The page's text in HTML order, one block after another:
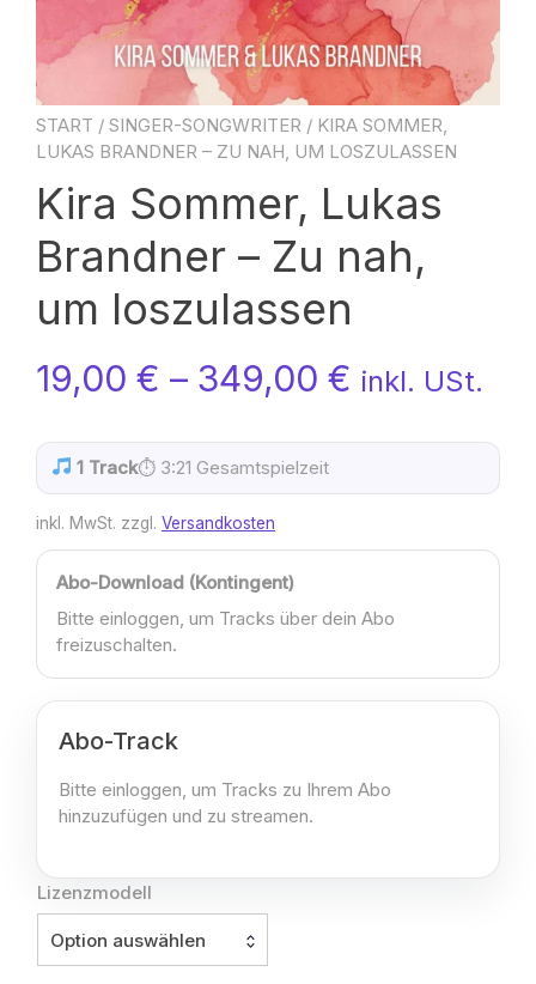
START / SINGER-SONGWRITER / KIRA SOMMER,
LUKAS BRANDNER – ZU NAH, UM LOSZULASSEN
Kira Sommer, Lukas
Brandner – Zu nah,
um loszulassen
19,00 € – 349,00 € inkl. USt.
1 Track⏱ 3:21 Gesamtspielzeit
inkl. MwSt. zzgl. Versandkosten
Abo-Download (Kontingent)
Bitte einloggen, um Tracks über dein Abo
freizuschalten.
Abo-Track
Bitte einloggen, um Tracks zu Ihrem Abo
hinzuzufügen und zu streamen.
Lizenzmodell
Option auswählen